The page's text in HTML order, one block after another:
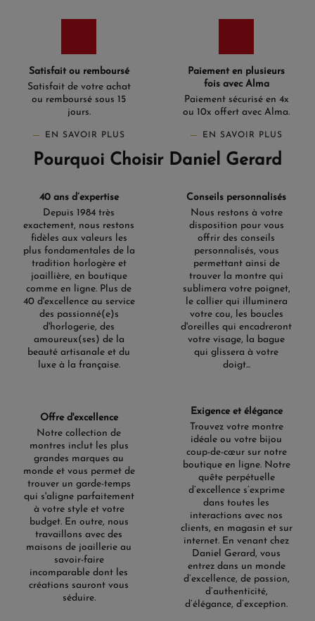
Satisfait ou remboursé
Satisfait de votre achat
ou remboursé sous 15
jours.
EN SAVOIR PLUS
Paiement en plusieurs
fois avec Alma
Paiement sécurisé en 4x
ou 10x offert avec Alma.
EN SAVOIR PLUS
Pourquoi Choisir Daniel Gerard
40 ans d’expertise
Depuis 1984 très
exactement, nous restons
fidèles aux valeurs les
plus fondamentales de la
tradition horlogère et
joaillière, en boutique
comme en ligne. Plus de
40 d'excellence au service
des passionné(e)s
d'horlogerie, des
amoureux(ses) de la
beauté artisanale et du
luxe à la française.
Conseils personnalisés
Nous restons à votre
disposition pour vous
offrir des conseils
personnalisés, vous
permettant ainsi de
trouver la montre qui
sublimera votre poignet,
le collier qui illuminera
votre cou, les boucles
d'oreilles qui encadreront
votre visage, la bague
qui glissera à votre
doigt...
Offre d'excellence
Notre collection de
montres inclut les plus
grandes marques au
monde et vous permet de
trouver un garde-temps
qui s'aligne parfaitement
à votre style et votre
budget. En outre, nous
travaillons avec des
maisons de joaillerie au
savoir-faire
incomparable dont les
créations sauront vous
séduire.
Exigence et élégance
Trouvez votre montre
idéale ou votre bijou
coup-de-cœur sur notre
boutique en ligne. Notre
quête perpétuelle
d’excellence s’exprime
dans toutes les
interactions avec nos
clients, en magasin et sur
internet. En venant chez
Daniel Gerard, vous
entrez dans un monde
d’excellence, de passion,
d’authenticité,
d’élégance, d’exception.